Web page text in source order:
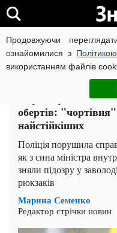
Продовжуючи
ознайомилися з
використанням файлів
ВІЙНА РОСІЇ ПРОТИ
Політика
Справа рюкзаків
обертів:
найстійкіших
Поліція порушила
як з сина міністра
зняли підозру у
рюкзаків
Марина Семенко
Редактор стрічки новин